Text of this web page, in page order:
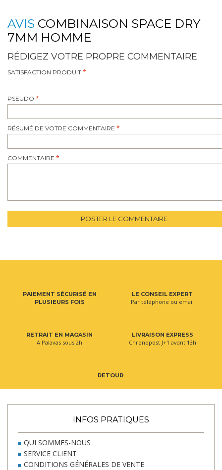
AVIS COMBINAISON SPACE DRY
7MM HOMME
RÉDIGEZ VOTRE PROPRE COMMENTAIRE
SATISFACTION PRODUIT
PSEUDO
RÉSUMÉ DE VOTRE COMMENTAIRE
COMMENTAIRE
POSTER LE COMMENTAIRE
PAIEMENT SÉCURISÉ EN
PLUSIEURS FOIS
LE CONSEIL EXPERT
Par téléphone ou email
RETRAIT EN MAGASIN
A Palavas sous 2h
LIVRAISON EXPRESS
Chronopost J+1 avant 13h
RETOUR
INFOS PRATIQUES
QUI SOMMES-NOUS
SERVICE CLIENT
CONDITIONS GÉNÉRALES DE VENTE